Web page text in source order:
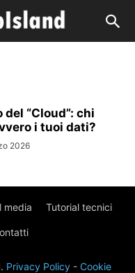
“Cloud”: chi
i tuoi dati?
2026
media Tutorial tecnici
Privacy Policy- Cookie